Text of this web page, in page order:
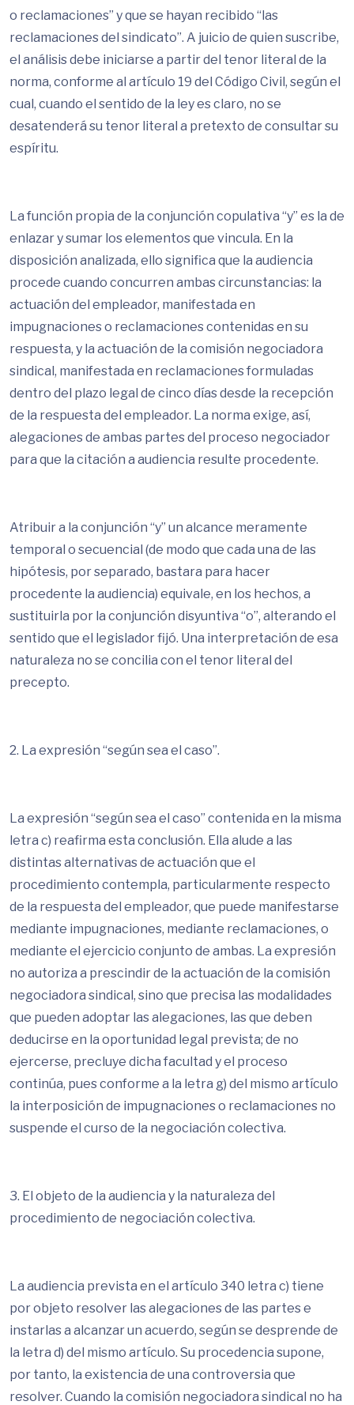
o reclamaciones” y que se hayan recibido “las
reclamaciones del sindicato”. A juicio de quien suscribe,
el análisis debe iniciarse a partir del tenor literal de la
norma, conforme al artículo 19 del Código Civil, según el
cual, cuando el sentido de la ley es claro, no se
desatenderá su tenor literal a pretexto de consultar su
espíritu.
La función propia de la conjunción copulativa “y” es la de
enlazar y sumar los elementos que vincula. En la
disposición analizada, ello significa que la audiencia
procede cuando concurren ambas circunstancias: la
actuación del empleador, manifestada en
impugnaciones o reclamaciones contenidas en su
respuesta, y la actuación de la comisión negociadora
sindical, manifestada en reclamaciones formuladas
dentro del plazo legal de cinco días desde la recepción
de la respuesta del empleador. La norma exige, así,
alegaciones de ambas partes del proceso negociador
para que la citación a audiencia resulte procedente.
Atribuir a la conjunción “y” un alcance meramente
temporal o secuencial (de modo que cada una de las
hipótesis, por separado, bastara para hacer
procedente la audiencia) equivale, en los hechos, a
sustituirla por la conjunción disyuntiva “o”, alterando el
sentido que el legislador fijó. Una interpretación de esa
naturaleza no se concilia con el tenor literal del
precepto.
2. La expresión “según sea el caso”.
La expresión “según sea el caso” contenida en la misma
letra c) reafirma esta conclusión. Ella alude a las
distintas alternativas de actuación que el
procedimiento contempla, particularmente respecto
de la respuesta del empleador, que puede manifestarse
mediante impugnaciones, mediante reclamaciones, o
mediante el ejercicio conjunto de ambas. La expresión
no autoriza a prescindir de la actuación de la comisión
negociadora sindical, sino que precisa las modalidades
que pueden adoptar las alegaciones, las que deben
deducirse en la oportunidad legal prevista; de no
ejercerse, precluye dicha facultad y el proceso
continúa, pues conforme a la letra g) del mismo artículo
la interposición de impugnaciones o reclamaciones no
suspende el curso de la negociación colectiva.
3. El objeto de la audiencia y la naturaleza del
procedimiento de negociación colectiva.
La audiencia prevista en el artículo 340 letra c) tiene
por objeto resolver las alegaciones de las partes e
instarlas a alcanzar un acuerdo, según se desprende de
la letra d) del mismo artículo. Su procedencia supone,
por tanto, la existencia de una controversia que
resolver. Cuando la comisión negociadora sindical no ha